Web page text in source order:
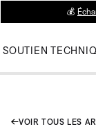
💰
SOUTIEN
VOIR TOUS LES